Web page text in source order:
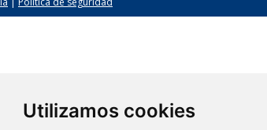
Utilizamos cookies